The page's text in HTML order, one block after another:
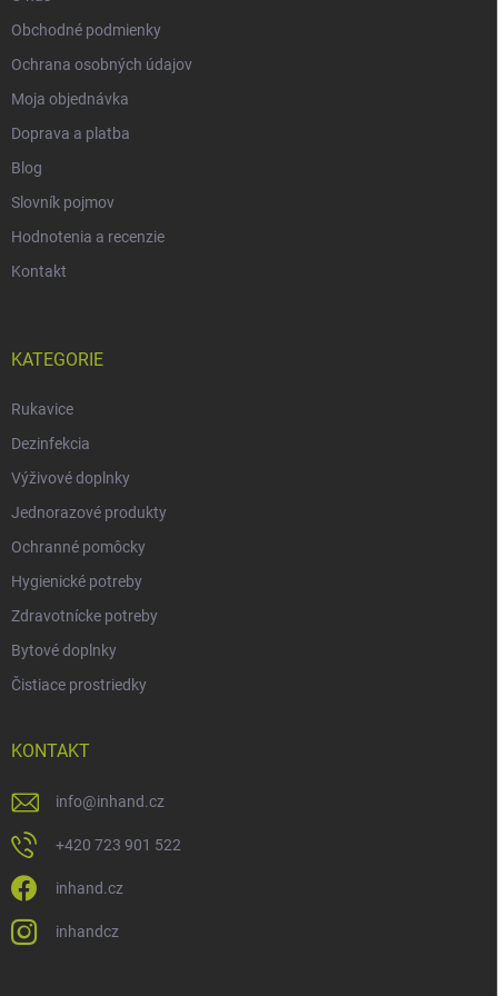
Obchodné podmienky
Ochrana osobných údajov
Moja objednávka
Doprava a platba
Blog
Slovník pojmov
Hodnotenia a recenzie
Kontakt
KATEGORIE
Rukavice
Dezinfekcia
Výživové doplnky
Jednorazové produkty
Ochranné pomôcky
Hygienické potreby
Zdravotnícke potreby
Bytové doplnky
Čistiace prostriedky
KONTAKT
info@inhand.cz
+420 723 901 522
inhand.cz
inhandcz